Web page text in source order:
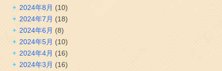
2024年8月 (10)
2024年7月 (18)
2024年6月 (8)
2024年5月 (10)
2024年4月 (16)
2024年3月 (16)